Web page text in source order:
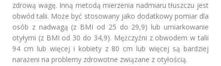
zdrową wagę. Inną metodą mierzenia nadmiaru tłuszczu jest
obwód talii. Może być stosowany jako dodatkowy pomiar dla
osób z nadwagą (z BMI od 25 do 29,9) lub umiarkowanie
otyłymi (z BMI od 30 do 34,9). Mężczyźni z obwodem w talii
94 cm lub więcej i kobiety z 80 cm lub więcej są bardziej
narażeni na problemy zdrowotne związane z otyłością.